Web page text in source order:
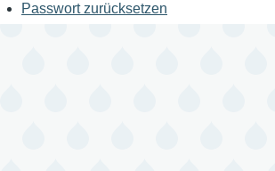
Passwort zurücksetzen